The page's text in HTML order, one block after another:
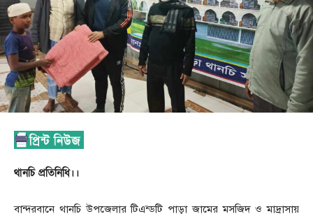
থানচি প্রতিনিধি।।
বান্দরবানে থানচি উপজেলার টিএন্ডটি পাড়া জামের মসজিদ ও মাদ্রাসায়